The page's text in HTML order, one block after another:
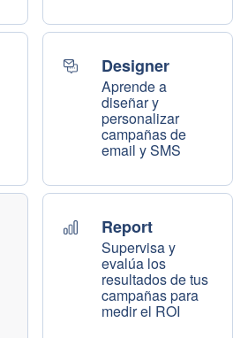
Designer
Aprende a
diseñar y
personalizar
campañas de
email y SMS
Report
Supervisa y
evalúa los
resultados de tus
campañas para
medir el ROI